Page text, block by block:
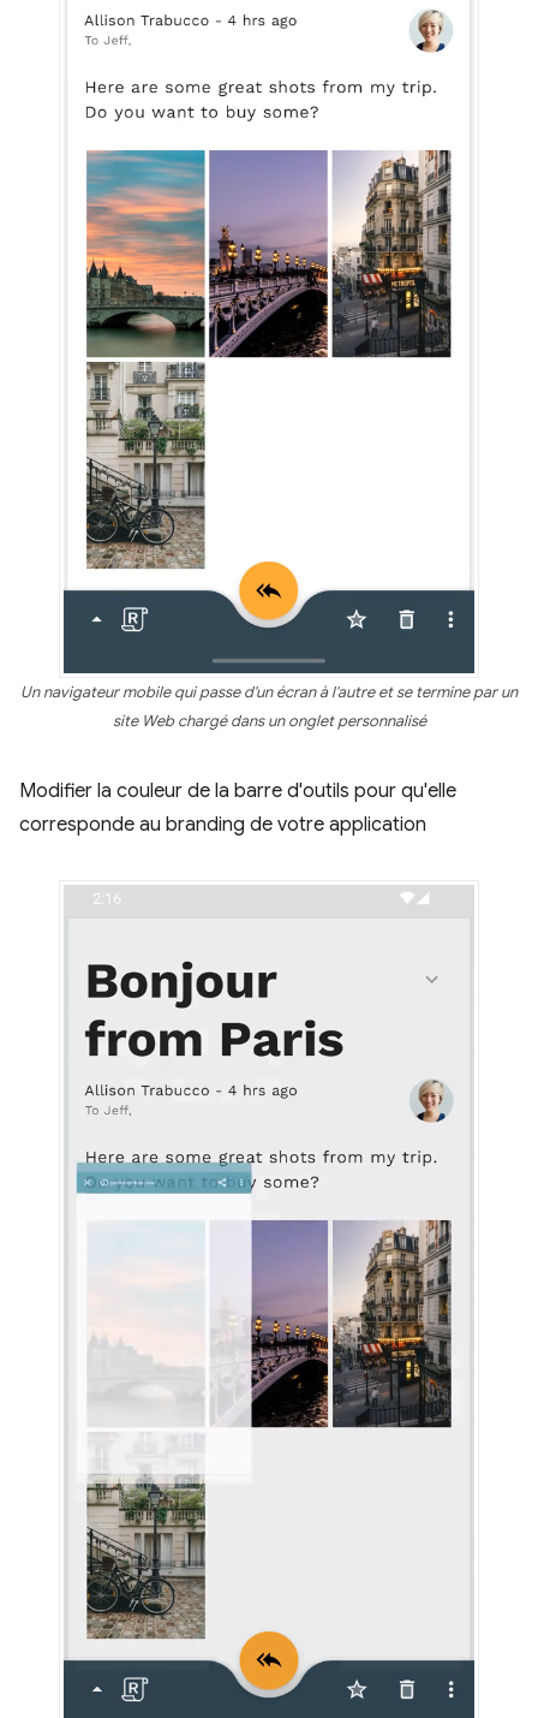
Un navigateur mobile qui passe d'un écran à l'autre et se termine par un
site Web chargé dans un onglet personnalisé
Modifier la couleur de la barre d'outils pour qu'elle
corresponde au branding de votre application